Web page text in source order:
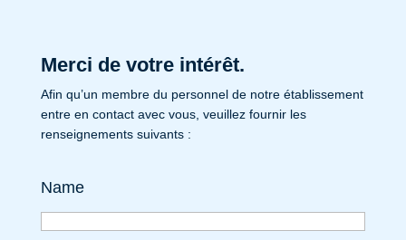
Merci de votre intérêt.
Afin qu’un membre du personnel de notre établissement
entre en contact avec vous, veuillez fournir les
renseignements suivants :
Name